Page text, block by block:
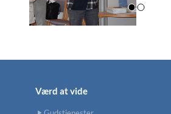
Værd at vide